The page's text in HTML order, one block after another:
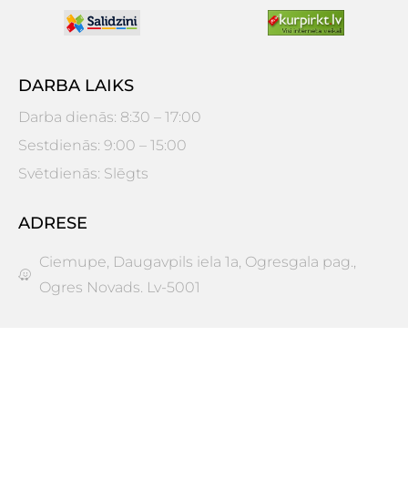
DARBA LAIKS
Darba dienās: 8:30 – 17:00
Sestdienās: 9:00 – 15:00
Svētdienās: Slēgts
ADRESE
Ciemupe, Daugavpils iela 1a, Ogresgala pag.,
Ogres Novads. Lv-5001